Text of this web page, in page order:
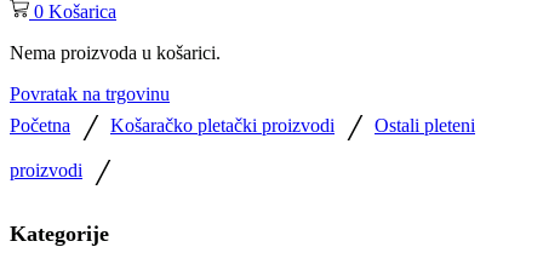
0 Košarica
Nema proizvoda u košarici.
Povratak na trgovinu
Početna / Košaračko pletački proizvodi / Ostali pleteni
proizvodi /
Kategorije